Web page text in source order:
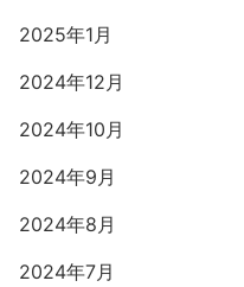
2025年1月
2024年12月
2024年10月
2024年9月
2024年8月
2024年7月